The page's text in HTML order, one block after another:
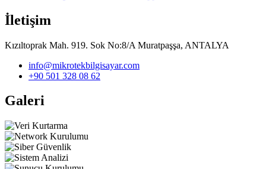
İletişim
Kızıltoprak Mah. 919. Sok No:8/A Muratpaşşa, ANTALYA
info@mikrotekbilgisayar.com
+90 501 328 08 62
Galeri